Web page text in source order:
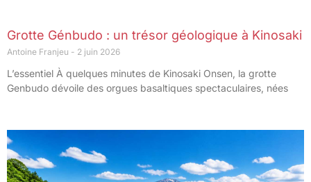
Grotte Génbudo : un trésor géologique à Kinosaki
Antoine Franjeu 2 juin 2026
L’essentiel À quelques minutes de Kinosaki Onsen, la grotte
Genbudo dévoile des orgues basaltiques spectaculaires, nées